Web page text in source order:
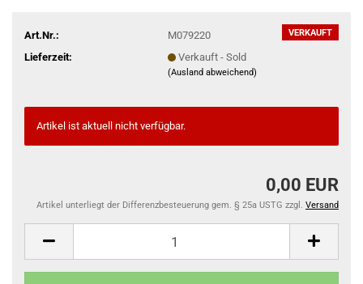
VERKAUFT
Art.Nr.:
M079220
Lieferzeit:
Verkauft - Sold
(Ausland abweichend)
Artikel ist aktuell nicht verfügbar.
0,00 EUR
Artikel unterliegt der Differenzbesteuerung gem. § 25a USTG zzgl. Versand